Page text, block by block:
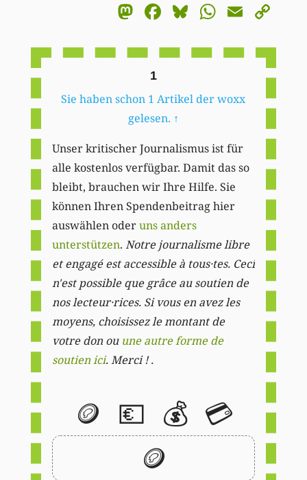
Mastodon
Facebook
BlueskyEmail
1
Sie haben schon 1 Artikel der woxx
gelesen. ↑
Unser kritischer Journalismus ist für
alle kostenlos verfügbar. Damit das so
bleibt, brauchen wir Ihre Hilfe. Sie
können Ihren Spendenbeitrag hier
auswählen oderuns anders
unterstützen. Notre journalisme libre
et engagé est accessible à tous·tes. Ceci
n'est possible que grâce au soutien de
nos lecteur·rices. Si vous en avez les
moyens, choisissez le montant de
votre don ou une autre forme de
soutien ici. Merci ! .
🪙 💶 💰 💳
🪙